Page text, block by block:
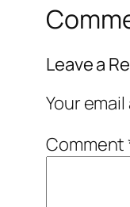
Leave a
Your
Comment